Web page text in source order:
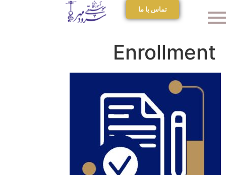
تماس با ما
Enrollment